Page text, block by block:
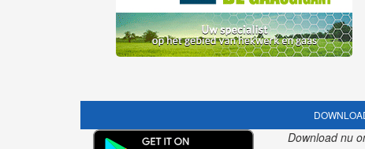
Download nu